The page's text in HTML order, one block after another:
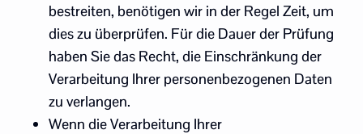
bestreiten, benötigen wir in der Regel Zeit, um
dies zu überprüfen. Für die Dauer der Prüfung
haben Sie das Recht, die Einschränkung der
Verarbeitung Ihrer personenbezogenen Daten
zu verlangen.
Wenn die Verarbeitung Ihrer